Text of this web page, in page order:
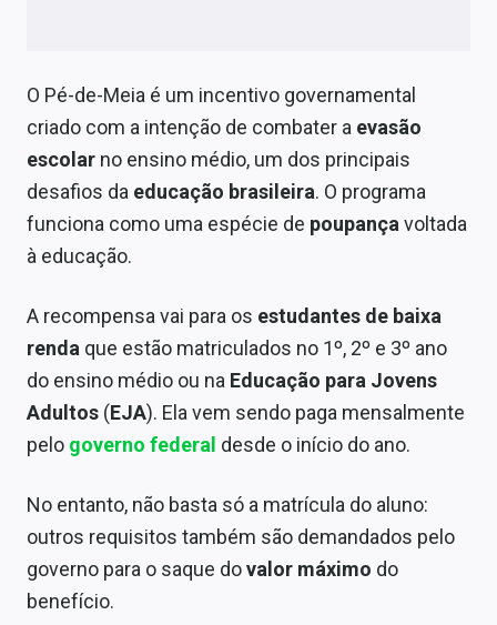
Expediente
O Pé-de-Meia é um incentivo governamental
criado com a intenção de combater a evasão
escolar no ensino médio, um dos principais
desafios da educação brasileira. O programa
funciona como uma espécie de poupança voltada
à educação.
A recompensa vai para os estudantes de baixa
renda que estão matriculados no 1º, 2º e 3º ano
do ensino médio ou na Educação para Jovens
Adultos (EJA). Ela vem sendo paga mensalmente
pelo governo federal desde o início do ano.
No entanto, não basta só a matrícula do aluno:
outros requisitos também são demandados pelo
governo para o saque dovalor máximo do
benefício.